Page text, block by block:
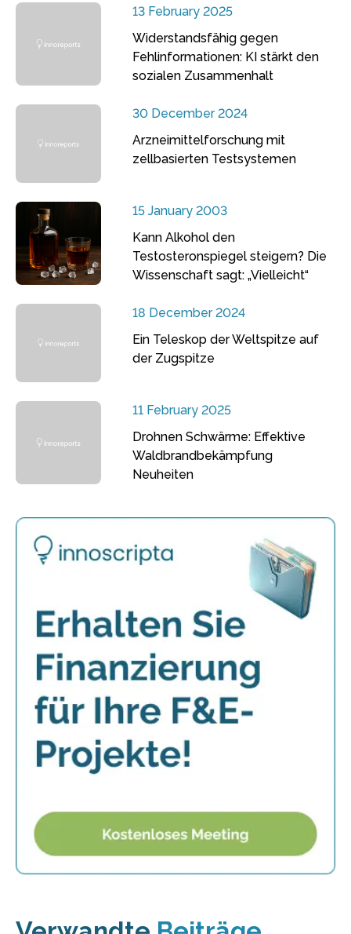
13 February 2025
Widerstandsfähig gegen
Fehlinformationen: KI stärkt den
sozialen Zusammenhalt
30 December 2024
Arzneimittelforschung mit
zellbasierten Testsystemen
15 January 2003
Kann Alkohol den
Testosteronspiegel steigern? Die
Wissenschaft sagt: „Vielleicht“
18 December 2024
Ein Teleskop der Weltspitze auf
der Zugspitze
11 February 2025
Drohnen Schwärme: Effektive
Waldbrandbekämpfung
Neuheiten